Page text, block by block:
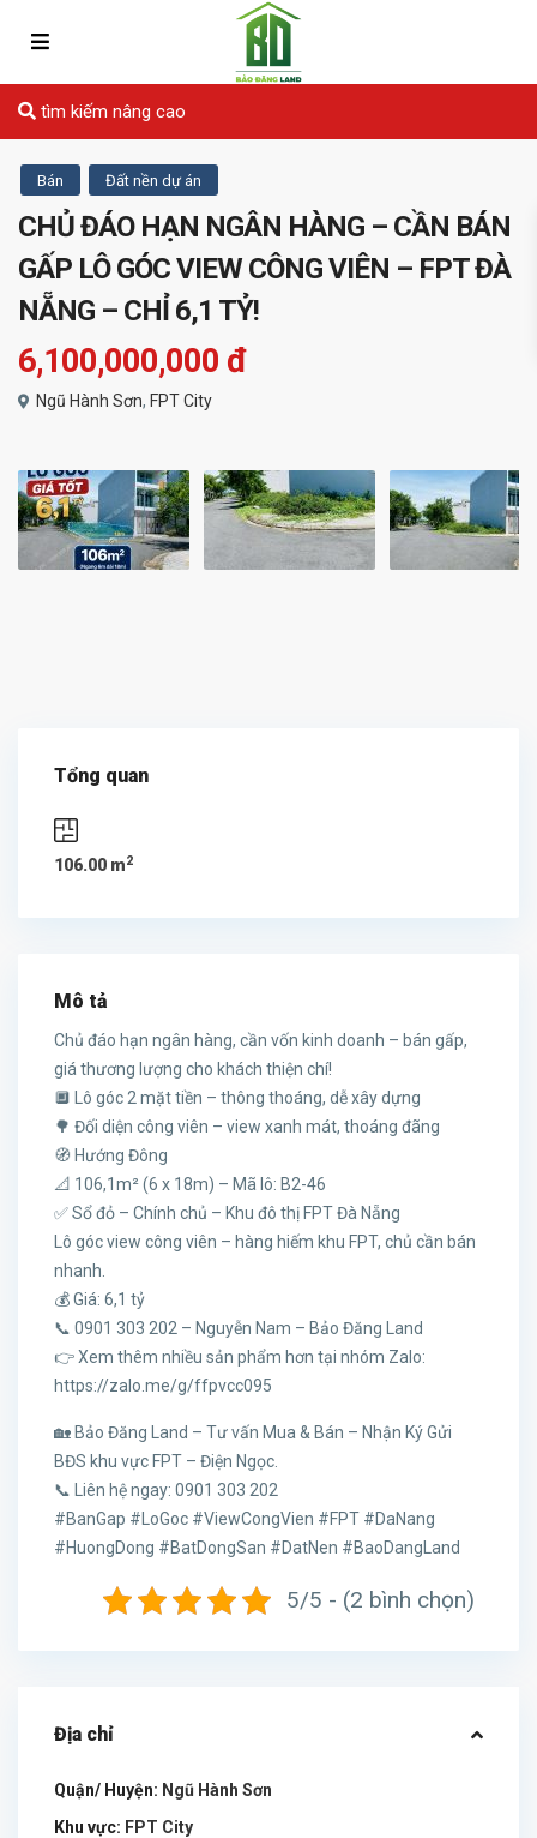
tìm kiếm nâng cao
Bán Đất nền dự án
CHỦ ĐÁO HẠN NGÂN HÀNG – CẦN BÁN
GẤP LÔ GÓC VIEW CÔNG VIÊN – FPT ĐÀ
NẴNG – CHỈ 6,1 TỶ!
6,100,000,000 đ
Ngũ Hành Sơn, FPT City
Tổng quan
106.00 m2
Mô tả
Chủ đáo hạn ngân hàng, cần vốn kinh doanh – bán gấp,
giá thương lượng cho khách thiện chí!
🔲 Lô góc 2 mặt tiền – thông thoáng, dễ xây dựng
🌳 Đối diện công viên – view xanh mát, thoáng đãng
🧭 Hướng Đông
📐 106,1m² (6 x 18m) – Mã lô: B2-46
✅ Sổ đỏ – Chính chủ – Khu đô thị FPT Đà Nẵng
Lô góc view công viên – hàng hiếm khu FPT, chủ cần bán
nhanh.
💰 Giá: 6,1 tỷ
📞 0901 303 202 – Nguyễn Nam – Bảo Đăng Land
👉 Xem thêm nhiều sản phẩm hơn tại nhóm Zalo:
https://zalo.me/g/ffpvcc095
🏡 Bảo Đăng Land – Tư vấn Mua & Bán – Nhận Ký Gửi
BĐS khu vực FPT – Điện Ngọc.
📞 Liên hệ ngay: 0901 303 202
#BanGap #LoGoc #ViewCongVien #FPT #DaNang
#HuongDong #BatDongSan #DatNen #BaoDangLand
5/5 - (2 bình chọn)
Địa chỉ
Quận/ Huyện: Ngũ Hành Sơn
Khu vực: FPT City